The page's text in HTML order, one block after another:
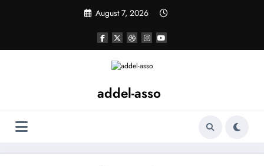
August 7, 2026
addel-asso